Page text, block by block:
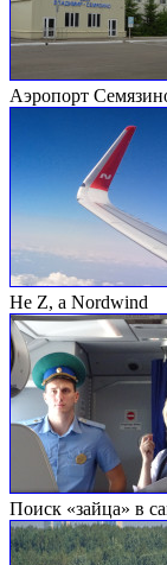
Аэропорт
Не Z, а Nordwind
Поиск «зайца» в